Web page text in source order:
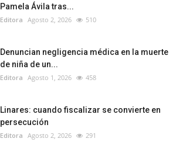
Pamela Ávila tras...
Editora Agosto 2, 2026 510
Denuncian negligencia médica en la muerte
de niña de un...
Editora Agosto 1, 2026 458
Linares: cuando fiscalizar se convierte en
persecución
Editora Agosto 2, 2026 291